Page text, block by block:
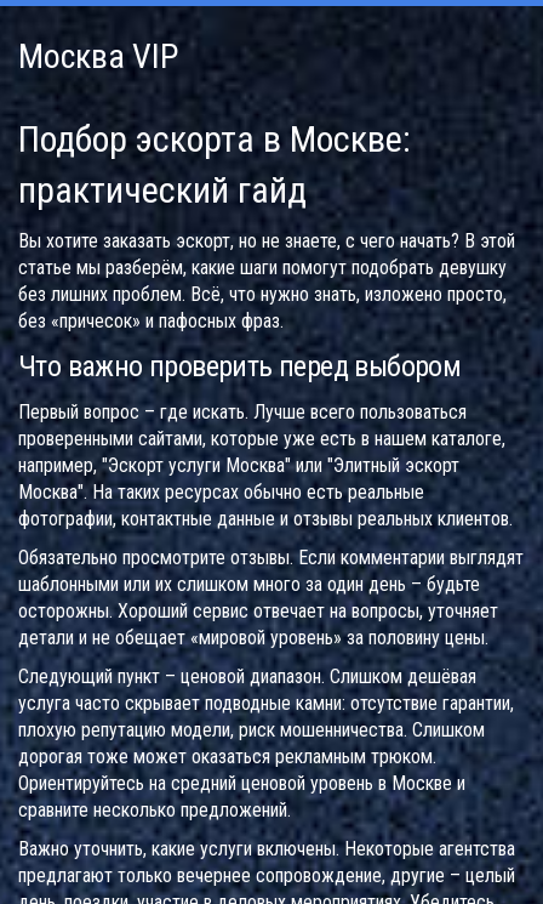
Москва VIP
Подбор эскорта в Москве:
практический гайд
Вы хотите заказать эскорт, но не знаете, с чего начать? В этой
статье мы разберём, какие шаги помогут подобрать девушку
без лишних проблем. Всё, что нужно знать, изложено просто,
без «причесок» и пафосных фраз.
Что важно проверить перед выбором
Первый вопрос – где искать. Лучше всего пользоваться
проверенными сайтами, которые уже есть в нашем каталоге,
например, "Эскорт услуги Москва" или "Элитный эскорт
Москва". На таких ресурсах обычно есть реальные
фотографии, контактные данные и отзывы реальных клиентов.
Обязательно просмотрите отзывы. Если комментарии выглядят
шаблонными или их слишком много за один день – будьте
осторожны. Хороший сервис отвечает на вопросы, уточняет
детали и не обещает «мировой уровень» за половину цены.
Следующий пункт – ценовой диапазон. Слишком дешёвая
услуга часто скрывает подводные камни: отсутствие гарантии,
плохую репутацию модели, риск мошенничества. Слишком
дорогая тоже может оказаться рекламным трюком.
Ориентируйтесь на средний ценовой уровень в Москве и
сравните несколько предложений.
Важно уточнить, какие услуги включены. Некоторые агентства
предлагают только вечернее сопровождение, другие – целый